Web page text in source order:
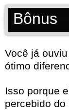
Bônus
Você já
ótimo
Isso porque
percebido